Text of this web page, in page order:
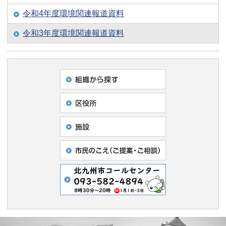
令和4年度環境関連報道資料
令和3年度環境関連報道資料